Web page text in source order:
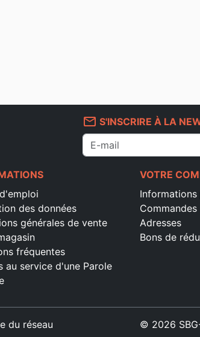
mail_outline S'INSCRIRE À LA
des données
générales de vente
fréquentes
au service d'une Parole
VOTRE
Informations
Commandes
Adresses
Bons de
du réseau © 2026